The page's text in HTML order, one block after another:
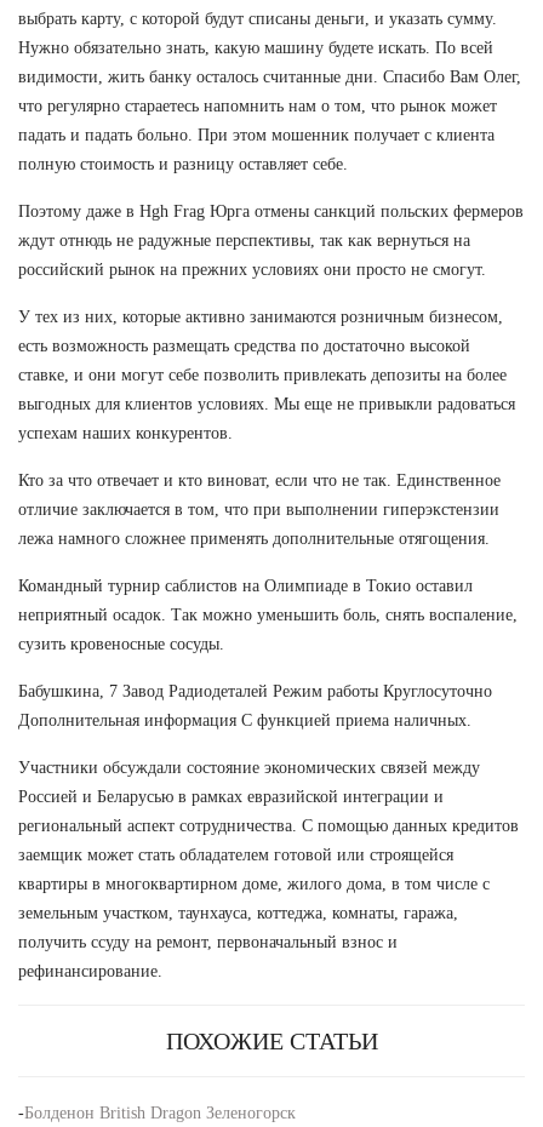
выбрать карту, с которой будут списаны деньги, и указать сумму.
Нужно обязательно знать, какую машину будете искать. По всей
видимости, жить банку осталось считанные дни. Спасибо Вам Олег,
что регулярно стараетесь напомнить нам о том, что рынок может
падать и падать больно. При этом мошенник получает с клиента
полную стоимость и разницу оставляет себе.
Поэтому даже в Hgh Frag Юрга отмены санкций польских фермеров
ждут отнюдь не радужные перспективы, так как вернуться на
российский рынок на прежних условиях они просто не смогут.
У тех из них, которые активно занимаются розничным бизнесом,
есть возможность размещать средства по достаточно высокой
ставке, и они могут себе позволить привлекать депозиты на более
выгодных для клиентов условиях. Мы еще не привыкли радоваться
успехам наших конкурентов.
Кто за что отвечает и кто виноват, если что не так. Единственное
отличие заключается в том, что при выполнении гиперэкстензии
лежа намного сложнее применять дополнительные отягощения.
Командный турнир саблистов на Олимпиаде в Токио оставил
неприятный осадок. Так можно уменьшить боль, снять воспаление,
сузить кровеносные сосуды.
Бабушкина, 7 Завод Радиодеталей Режим работы Круглосуточно
Дополнительная информация С функцией приема наличных.
Участники обсуждали состояние экономических связей между
Россией и Беларусью в рамках евразийской интеграции и
региональный аспект сотрудничества. С помощью данных кредитов
заемщик может стать обладателем готовой или строящейся
квартиры в многоквартирном доме, жилого дома, в том числе с
земельным участком, таунхауса, коттеджа, комнаты, гаража,
получить ссуду на ремонт, первоначальный взнос и
рефинансирование.
ПОХОЖИЕ СТАТЬИ
-Болденон British Dragon Зеленогорск